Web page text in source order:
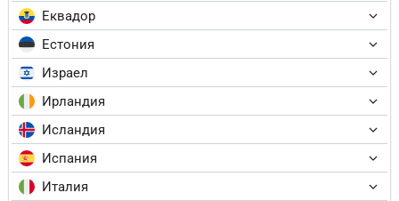
Еквадор
Естония
Израел
Ирландия
Исландия
Испания
Италия